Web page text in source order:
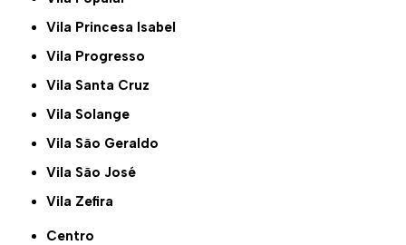
Vila Princesa Isabel
Vila Progresso
Vila Santa Cruz
Vila Solange
Vila São Geraldo
Vila São José
Vila Zefira
Centro